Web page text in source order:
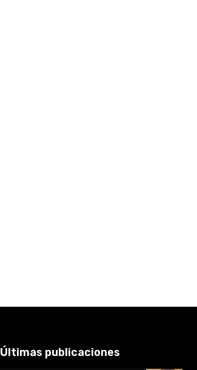
Últimas publicaciones